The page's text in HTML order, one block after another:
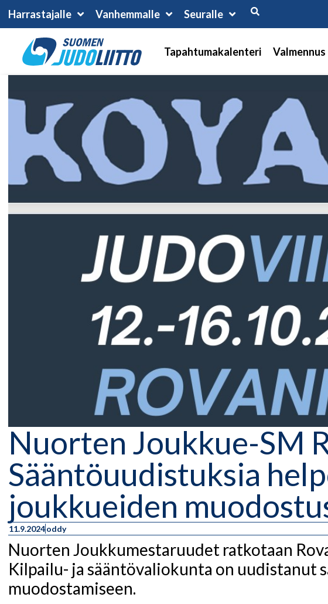
Harrastajalle Vanhemmalle Seuralle
Tapahtumakalenteri Valmennus
Nuorten Joukkue-SM
Sääntöuudistuksia
joukkueiden
11.9.2024oddy
Nuorten Joukkumestaruudet ratkotaan
Kilpailu- ja sääntövaliokunta on uudistanut
muodostamiseen.